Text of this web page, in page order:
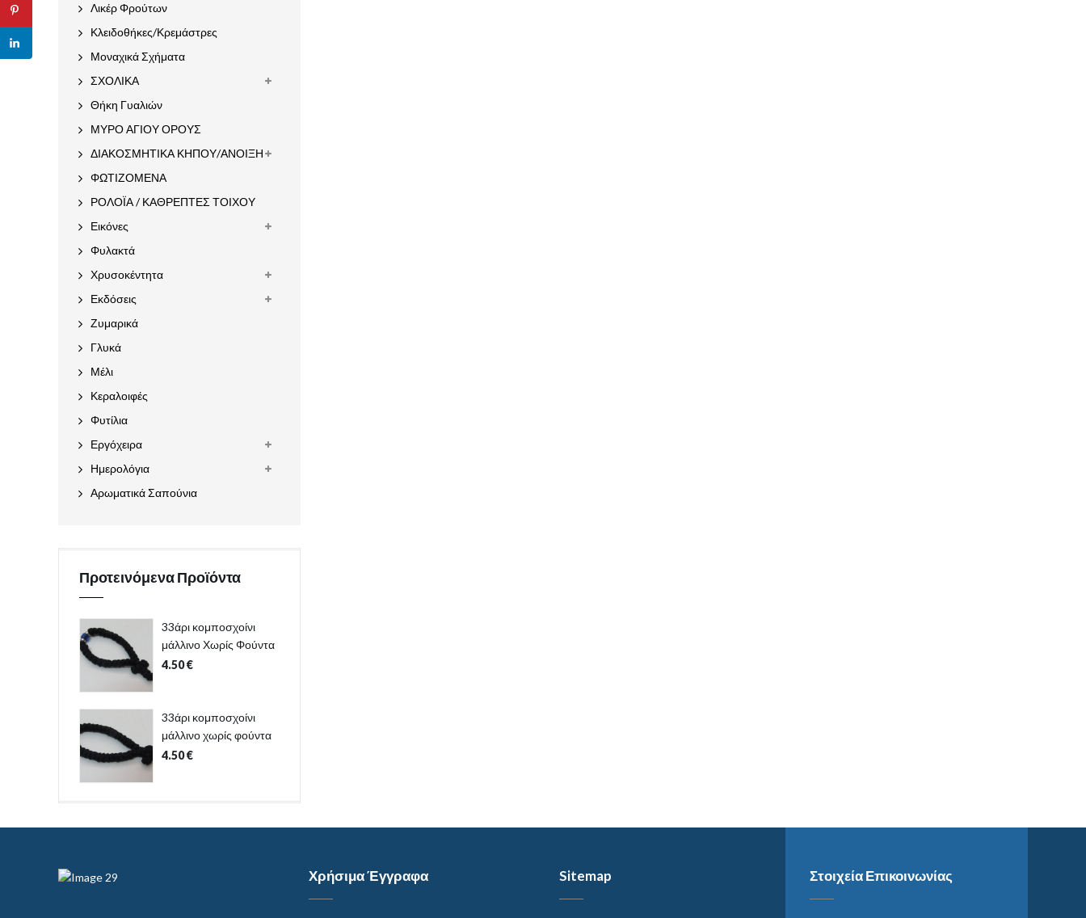
Λικέρ Φρούτων
Κλειδοθήκες/Κρεμάστρες
Μοναχικά Σχήματα
ΣΧΟΛΙΚΑ
Θήκη Γυαλιών
ΜΥΡΟ ΑΓΙΟΥ ΟΡΟΥΣ
ΔΙΑΚΟΣΜΗΤΙΚΑ ΚΗΠΟΥ/ΑΝΟΙΞΗ
ΦΩΤΙΖΟΜΕΝΑ
ΡΟΛΟΪΑ / ΚΑΘΡΕΠΤΕΣ ΤΟΙΧΟΥ
Εικόνες
Φυλακτά
Χρυσοκέντητα
Εκδόσεις
Ζυμαρικά
Γλυκά
Μέλι
Κεραλοιφές
Φυτίλια
Εργόχειρα
Ημερολόγια
Αρωματικά Σαπούνια
Προτεινόμενα Προϊόντα
33άρι κομποσχοίνι
μάλλινο Χωρίς Φούντα
4.50€
33άρι κομποσχοίνι
μάλλινο χωρίς φούντα
4.50€
Χρήσιμα Έγγραφα Sitemap Στοιχεία Επικοινωνίας